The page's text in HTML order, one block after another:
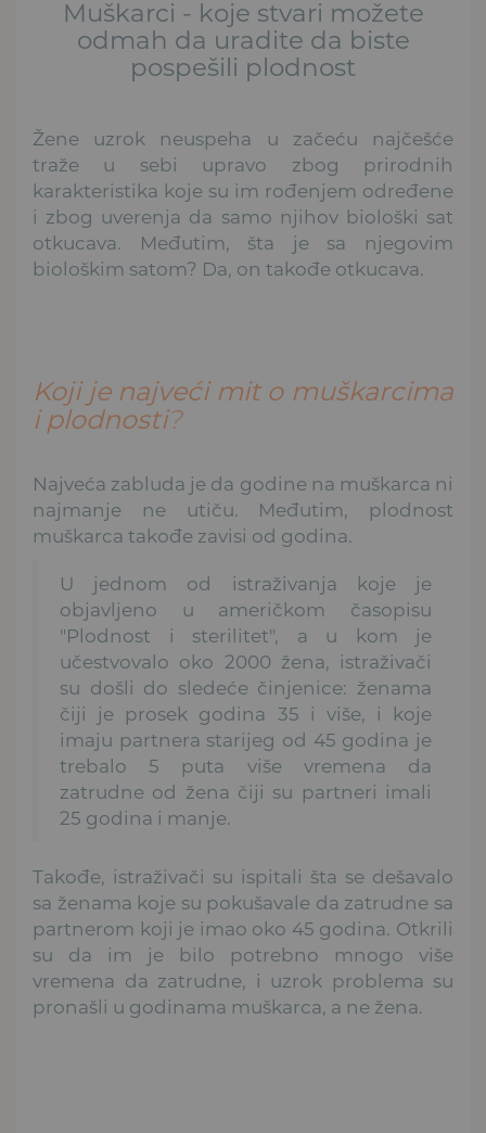
Muškarci - koje stvari možete
odmah da uradite da biste
pospešili plodnost
Žene uzrok neuspeha u začeću najčešće
traže u sebi upravo zbog prirodnih
karakteristika koje su im rođenjem određene
i zbog uverenja da samo njihov biološki sat
otkucava. Međutim, šta je sa njegovim
biološkim satom? Da, on takođe otkucava.
Koji je najveći mit o muškarcima
i plodnosti?
Najveća zabluda je da godine na muškarca ni
najmanje ne utiču. Međutim, plodnost
muškarca takođe zavisi od godina.
U jednom od istraživanja koje je
objavljeno u američkom časopisu
"Plodnost i sterilitet", a u kom je
učestvovalo oko 2000 žena, istraživači
su došli do sledeće činjenice: ženama
čiji je prosek godina 35 i više, i koje
imaju partnera starijeg od 45 godina je
trebalo 5 puta više vremena da
zatrudne od žena čiji su partneri imali
25 godina i manje.
Takođe, istraživači su ispitali šta se dešavalo
sa ženama koje su pokušavale da zatrudne sa
partnerom koji je imao oko 45 godina. Otkrili
su da im je bilo potrebno mnogo više
vremena da zatrudne, i uzrok problema su
pronašli u godinama muškarca, a ne žena.